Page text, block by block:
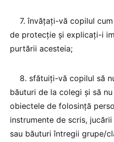
7. învăţaţi-vă copilul
de protecţie şi explicaţi-i
purtării acesteia;
8. sfătuiţi-vă copilul să
băuturi de la colegi şi să
obiectele de folosinţă
instrumente de scris,
sau băuturi întregii grupe/